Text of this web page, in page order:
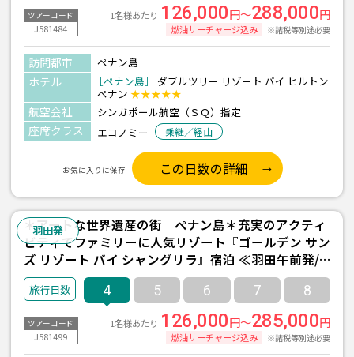
ツアーコード
J581484
1名様あたり 126,000円～288,000円
燃油サーチャージ込み ※諸税等別途必要
訪問都市 ペナン島
ホテル ［ペナン島］
ダブルツリー リゾート バイ ヒルトン
ペナン ★★★★★
航空会社 シンガポール航空（ＳＱ）指定
座席クラス エコノミー 乗継／経由
お気に入りに保存 この日数の詳細
羽田発
＊アートな世界遺産の街 ペナン島＊充実のアクティ
ビティでファミリーに人気リゾート『ゴールデン サン
ズ リゾート バイ シャングリラ』宿泊 ≪羽田午前発/
シンガポール航空利用/ペナン島-バトゥフェリンギ- 2
泊4日間≫
4 5 6 7 8
ツアーコード
J581499
1名様あたり 126,000円～285,000円
燃油サーチャージ込み ※諸税等別途必要